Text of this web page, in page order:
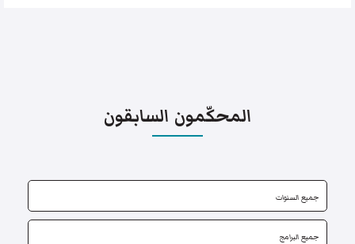
المحكّمون السابقون